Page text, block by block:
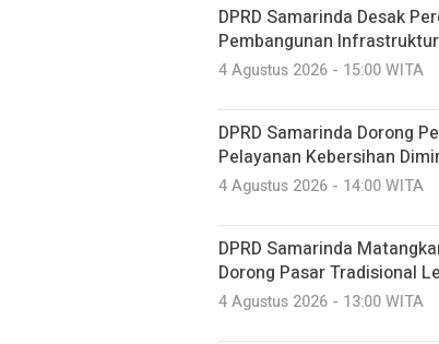
DPRD Samarinda Desak
Pembangunan
4 Agustus 2026 - 15:00 WITA
DPRD Samarinda Dorong
Pelayanan Kebersihan
4 Agustus 2026 - 14:00 WITA
DPRD Samarinda
Dorong Pasar Tradisional
4 Agustus 2026 - 13:00 WITA